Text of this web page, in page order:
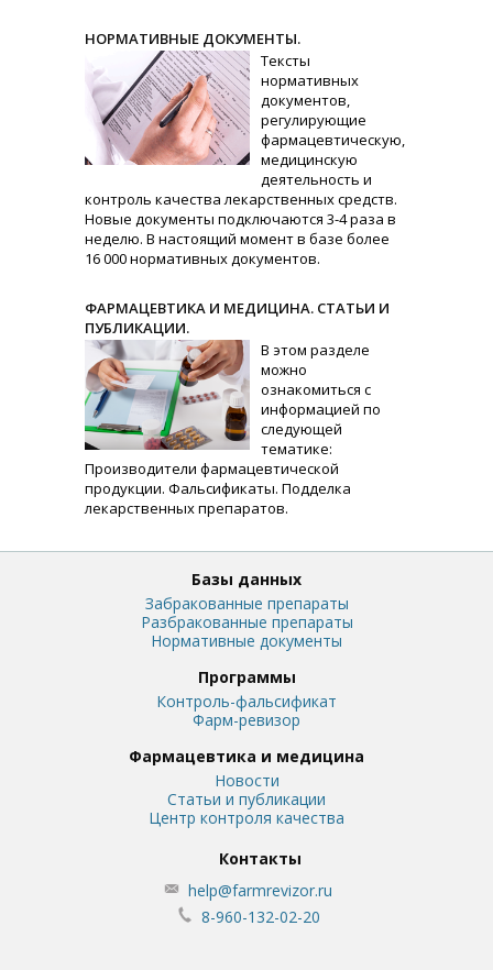
НОРМАТИВНЫЕ ДОКУМЕНТЫ.
Тексты
нормативных
документов,
регулирующие
фармацевтическую,
медицинскую
деятельность и
контроль качества лекарственных средств.
Новые документы подключаются 3-4 раза в
неделю. В настоящий момент в базе более
16 000 нормативных документов.
ФАРМАЦЕВТИКА И МЕДИЦИНА. СТАТЬИ И
ПУБЛИКАЦИИ.
В этом разделе
можно
ознакомиться с
информацией по
следующей
тематике:
Производители фармацевтической
продукции. Фальсификаты. Подделка
лекарственных препаратов.
Базы данных
Забракованные препараты
Разбракованные препараты
Нормативные документы
Программы
Контроль-фальсификат
Фарм-ревизор
Фармацевтика и медицина
Новости
Статьи и публикации
Центр контроля качества
Контакты
help@farmrevizor.ru
8-960-132-02-20